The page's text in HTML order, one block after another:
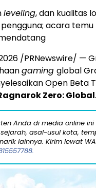
leveling, dan kualitas
acara temu
2026 /PRNewswire/ —
gaming global
Open Beta
Zero: Global.
Anda di media online
asal-usul kota,
lainnya. Kirim lewat